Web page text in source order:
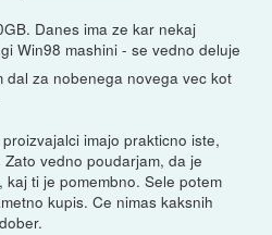
Danes ima ze kar nekaj
Win98 mashini - se vedno deluje
dal za nobenega novega vec kot
imajo prakticno iste,
vedno poudarjam, da je
ti je pomembno. Sele potem
kupis. Ce nimas kaksnih